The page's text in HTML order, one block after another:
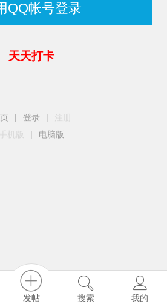
QQ帐号登录
天天打卡
| 登录 |
手机版
| 电脑版
发帖 搜索 我的